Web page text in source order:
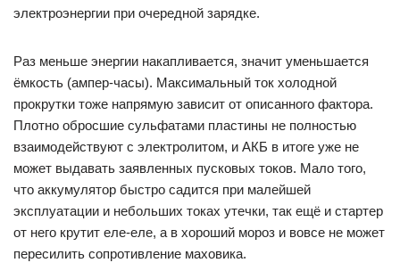
электроэнергии при очередной зарядке.
Раз меньше энергии накапливается, значит уменьшается
ёмкость (ампер-часы). Максимальный ток холодной
прокрутки тоже напрямую зависит от описанного фактора.
Плотно обросшие сульфатами пластины не полностью
взаимодействуют с электролитом, и АКБ в итоге уже не
может выдавать заявленных пусковых токов. Мало того,
что аккумулятор быстро садится при малейшей
эксплуатации и небольших токах утечки, так ещё и стартер
от него крутит еле-еле, а в хороший мороз и вовсе не может
пересилить сопротивление маховика.